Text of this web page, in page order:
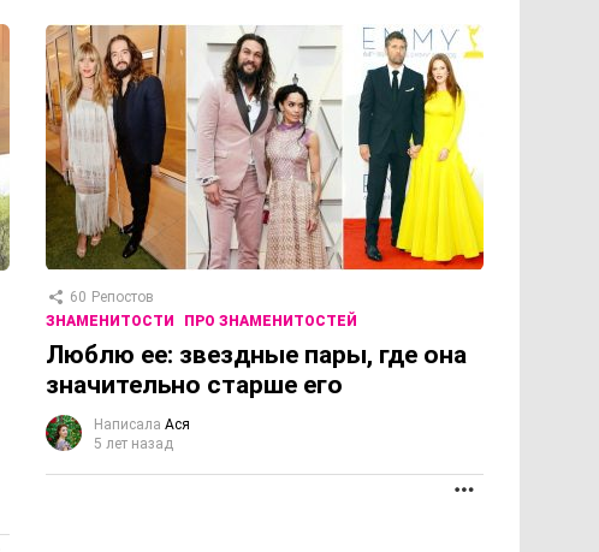
60 Репостов
ЗНАМЕНИТОСТИ
ПРО ЗНАМЕНИТОСТЕЙ
Люблю ее: звездные пары, где она
значительно старше его
Написала Ася
5 лет назад